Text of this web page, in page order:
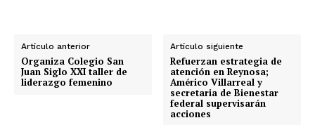
Artículo anterior
Organiza Colegio San
Juan Siglo XXI taller de
liderazgo femenino
Artículo siguiente
Refuerzan estrategia de
atención en Reynosa;
Américo Villarreal y
secretaria de Bienestar
federal supervisarán
acciones